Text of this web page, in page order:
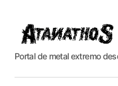
Portal de metal extremo